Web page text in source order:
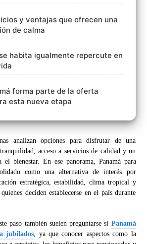
y ventajas que ofrecen una
de calma
habita igualmente repercute en
forma parte de la oferta
esta nueva etapa
analizan opciones para disfrutar de una
acceso a servicios de calidad y un
el bienestar. En ese panorama, Panamá para
como una alternativa de interés por
estratégica, estabilidad, clima tropical y
deciden establecerse en el país durante
paso también suelen preguntarse si Panamá
jubilados, ya que conocer aspectos como la